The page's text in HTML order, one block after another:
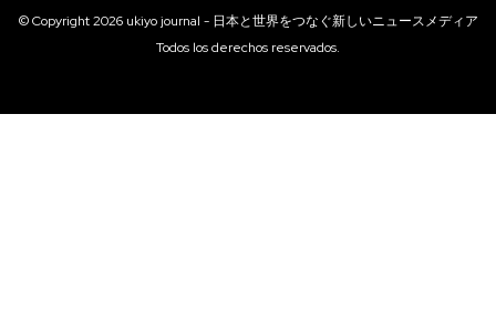
© Copyright2026 ukiyo journal - 日本と世界をつなぐ新しいニュースメディア
Todos los derechos reservados.